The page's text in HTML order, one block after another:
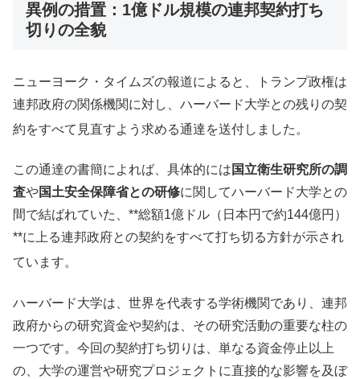
異例の措置：1億ドル規模の連邦契約打ち
切りの全貌
ニューヨーク・タイムズの報道によると、トランプ政権は
連邦政府の関係機関に対し、ハーバード大学との残りの契
約をすべて見直すよう求める通達を送付しました。
この通達の書簡によれば、具体的には 国立衛生研究所の調
査や国土安全保障省との研修に関してハーバード大学との
間で結ばれていた、**総額1億ドル（日本円で約144億円）
**に上る連邦政府との契約をすべて打ち切る方針が示され
ています。
ハーバード大学は、世界を代表する学術機関であり、連邦
政府からの研究資金や契約は、その研究活動の重要な柱の
一つです。今回の契約打ち切りは、単なる資金停止以上
の、大学の運営や研究プロジェクトに直接的な影響を及ぼ